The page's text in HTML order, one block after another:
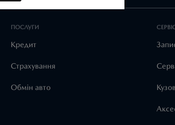
ПОСЛУГИ
Кредит
Страхування
Обмін авто